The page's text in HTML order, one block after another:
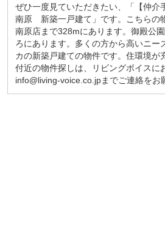
ぜひ一度見ていただきたい、「【仲介
南原 新築一戸建て」です。こちらの
南原店まで328mにあります。御殿公
ろにあります。多くの方から高いニー
カの新築戸建ての物件です。住環境が
付近の物件探しは、リビングボイスに
info@living-voice.co.jpまでご連絡をお